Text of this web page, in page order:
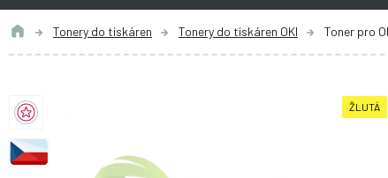
Tonery do tiskáren Tonery do tiskáren OKI Toner pro
ŽLUTÁ